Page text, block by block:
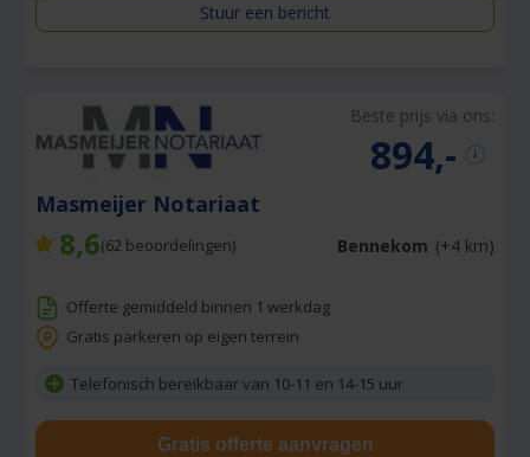
Stuur een bericht
Beste prijs via ons:
894,-
Masmeijer Notariaat
8,6(62 beoordelingen) Bennekom (+4 km)
Offerte gemiddeld binnen 1 werkdag
Gratis parkeren op eigen terrein
Telefonisch bereikbaar van 10-11 en 14-15 uur
Gratis offerte aanvragen